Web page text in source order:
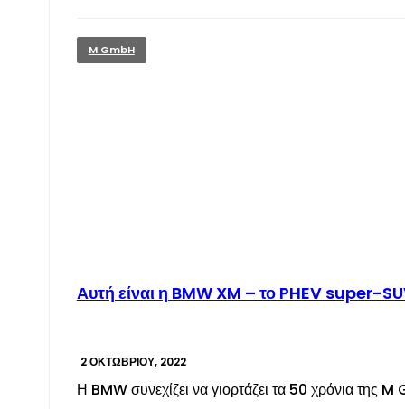
M GmbH
Αυτή είναι η BMW XM – το PHEV super-
2 ΟΚΤΩΒΡΊΟΥ, 2022
Η BMW συνεχίζει να γιορτάζει τα 50 χρόνια της